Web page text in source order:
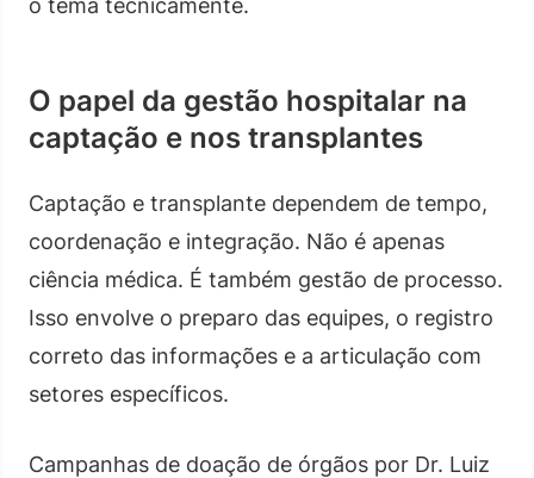
o tema tecnicamente.
O papel da gestão hospitalar na
captação e nos transplantes
Captação e transplante dependem de tempo,
coordenação e integração. Não é apenas
ciência médica. É também gestão de processo.
Isso envolve o preparo das equipes, o registro
correto das informações e a articulação com
setores específicos.
Campanhas de doação de órgãos por Dr. Luiz